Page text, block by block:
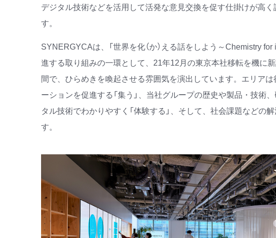
デジタル技術などを活用して活発な意見交換を促す仕掛けが高
す。
SYNERGYCAは、「世界を化（か）える話をしよう～Chemistry
進する取り組みの一環として、21年12月の東京本社移転を機に
間で、ひらめきを喚起させる雰囲気を演出しています。エリア
ーションを促進する「集う」、当社グループの歴史や製品・技術
タル技術でわかりやすく「体験する」、そして、社会課題などの
す。